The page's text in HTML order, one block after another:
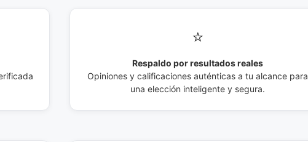
⭐
Respaldo por resultados reales
Opiniones y calificaciones auténticas a tu alcance para
una elección inteligente y segura.